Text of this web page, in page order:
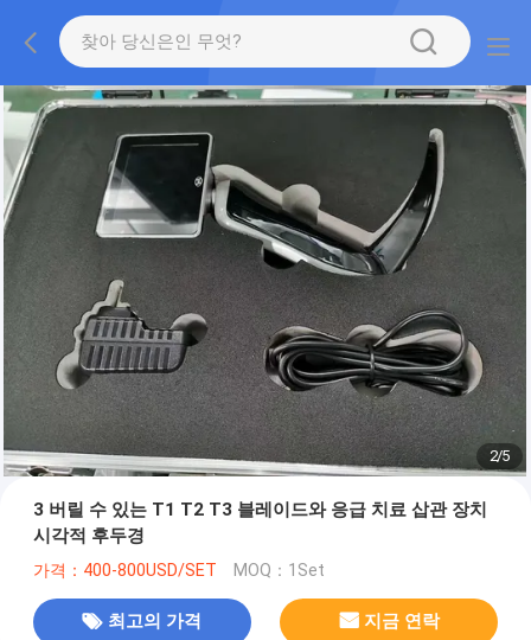
2/5
3 버릴 수 있는 T1 T2 T3 블레이드와 응급 치료 삽관 장치
시각적 후두경
가격：400-800USD/SET MOQ：1Set
최고의 가격 지금 연락